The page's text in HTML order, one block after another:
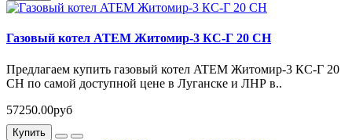
Газовый котел ATEM Житомир-3 КС-Г 20 СН
Предлагаем купить газовый котел ATEM Житомир-3 КС-Г 20
СН по самой доступной цене в Луганске и ЛНР в..
57250.00руб
Купить